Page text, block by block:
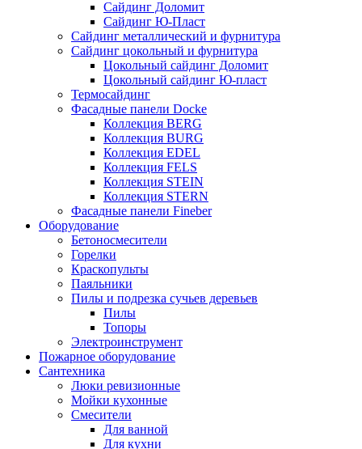
Сайдинг Доломит
Сайдинг Ю-Пласт
Сайдинг металлический и фурнитура
Сайдинг цокольный и фурнитура
Цокольный сайдинг Доломит
Цокольный сайдинг Ю-пласт
Термосайдинг
Фасадные панели Docke
Коллекция BERG
Коллекция BURG
Коллекция EDEL
Коллекция FELS
Коллекция STEIN
Коллекция STERN
Фасадные панели Fineber
Оборудование
Бетоносмесители
Горелки
Краскопульты
Паяльники
Пилы и подрезка сучьев деревьев
Пилы
Топоры
Электроинструмент
Пожарное оборудование
Сантехника
Люки ревизионные
Мойки кухонные
Смесители
Для ванной
Для кухни